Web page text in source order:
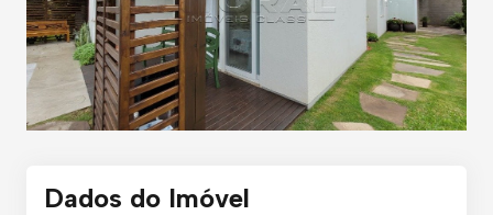
Dados do Imóvel